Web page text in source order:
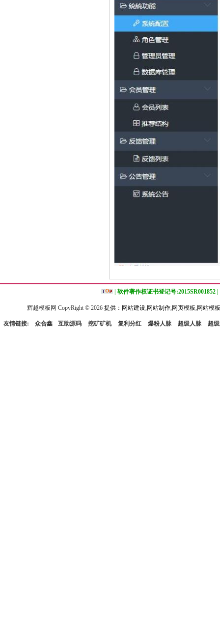
| 软件著作权证书登记号:2015SR001852
辉越模板网 CopyRight ©2026 提供：网站建设,网站制作,网页模板,网站模
友情链接: 众合鑫 互助源码 挖矿矿机 复利分红 爆粉人脉 超级人脉 超